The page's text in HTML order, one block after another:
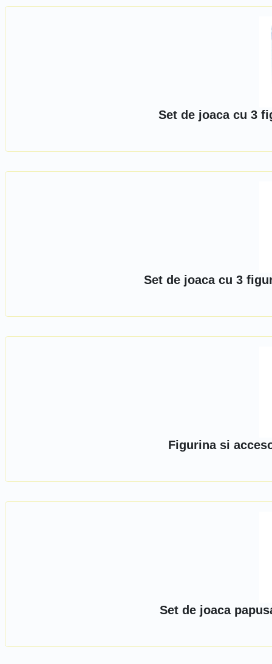
Set de joaca cu 3
Set de joaca cu 3
Figurina si
Set de joaca